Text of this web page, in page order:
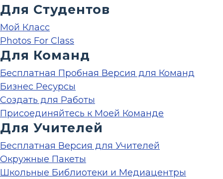
Для Студентов
Мой Класс
Photos For Class
Для Команд
Бесплатная Пробная Версия для Команд
Бизнес Ресурсы
Создать для Работы
Присоединяйтесь к Моей Команде
Для Учителей
Бесплатная Версия для Учителей
Окружные Пакеты
Школьные Библиотеки и Медиацентры